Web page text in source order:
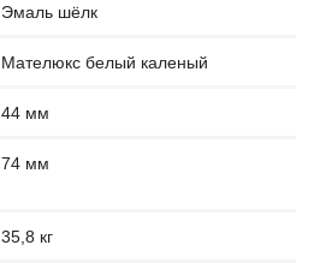
Эмаль шёлк
Мателюкс белый каленый
44 мм
74 мм
35,8 кг